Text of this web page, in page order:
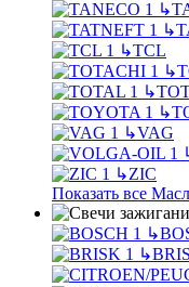
↳
↳
↳TCL
↳
↳
↳
↳VAG
↳ZIC
Показать все
↳
↳